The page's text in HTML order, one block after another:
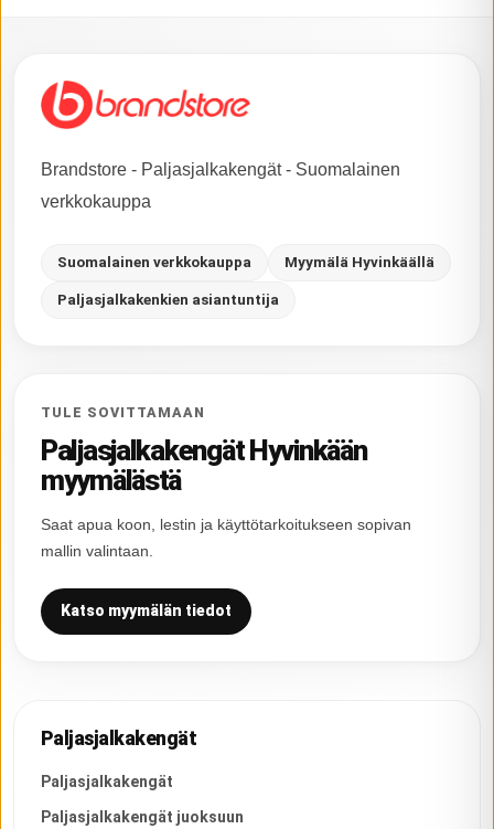
Brandstore - Paljasjalkakengät - Suomalainen
verkkokauppa
Suomalainen verkkokauppa Myymälä Hyvinkäällä
Paljasjalkakenkien asiantuntija
TULE SOVITTAMAAN
Paljasjalkakengät Hyvinkään
myymälästä
Saat apua koon, lestin ja käyttötarkoitukseen sopivan
mallin valintaan.
Katso myymälän tiedot
Paljasjalkakengät
Paljasjalkakengät
Paljasjalkakengät juoksuun